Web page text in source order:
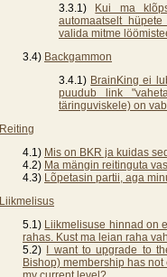
3.3.1)
Kui ma
automaatselt
valida mitme
3.4) Backgammon
3.4.1) BrainKing ei
puudub link
täringuviskele) on
Reiting
4.1) Mis on BKR ja kuidas
4.2) Ma mängin reitinguta
4.3) Lõpetasin partii, aga
Liikmelisus
5.1) Liikmelisuse hinnad on
rahas. Kust ma leian raha
5.2)
I want to upgrade to
Bishop) membership has